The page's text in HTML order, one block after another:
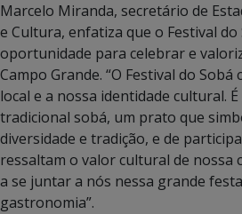
Marcelo Miranda, secretário de
e Cultura, enfatiza que o Festival do
oportunidade para celebrar e
Campo Grande. “O Festival do
local e a nossa identidade cultural.
tradicional sobá, um prato que
diversidade e tradição, e de
ressaltam o valor cultural de nossa
a se juntar a nós nessa grande
gastronomia”.